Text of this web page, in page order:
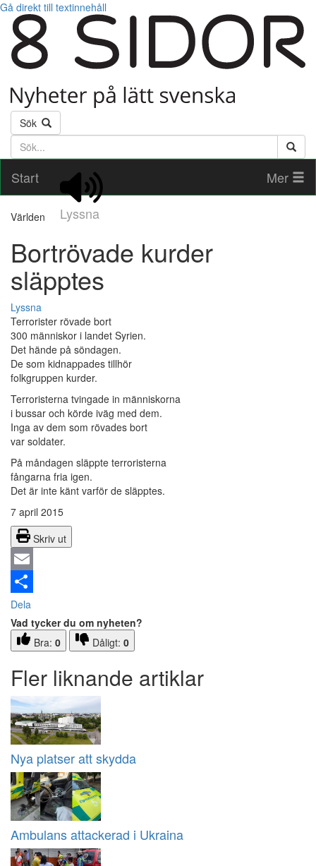
Gå direkt till textinnehåll
Sök
Söktext
Start
Lyssna
Mer
Världen
Bortrövade kurder
släpptes
Lyssna
Terrorister rövade bort
300 människor i landet Syrien.
Det hände på söndagen.
De som kidnappades tillhör
folkgruppen kurder.
Terroristerna tvingade in människorna
i bussar och körde iväg med dem.
Inga av dem som rövades bort
var soldater.
På måndagen släppte terroristerna
fångarna fria igen.
Det är inte känt varför de släpptes.
7 april 2015
Skriv ut
Email
Dela
Vad tycker du om nyheten?
Bra: 0 Dåligt: 0
Fler liknande artiklar
Nya platser att skydda
Ambulans attackerad i Ukraina